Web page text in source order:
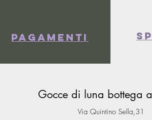
Pagamenti
Gocce di luna bottega
Via Quintino Sella,31